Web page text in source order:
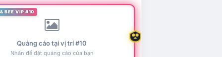
BEE VIP #10
Quảng cáo tại vị trí #10
Nhấn để đặt quảng cáo của bạn